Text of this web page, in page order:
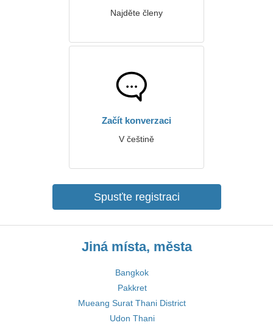
Najděte členy
Začít konverzaci
V češtině
Spusťte registraci
Jiná místa, města
Bangkok
Pakkret
Mueang Surat Thani District
Udon Thani